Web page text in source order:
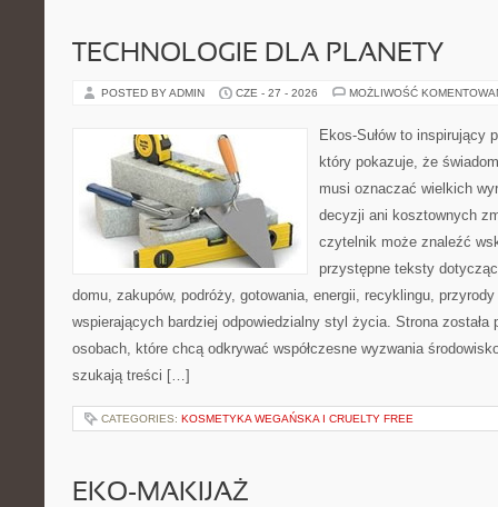
TECHNOLOGIE DLA PLANETY
POSTED BY ADMIN CZE - 27 - 2026 MOŻLIWOŚĆ
Ekos-Sułów to inspirujący
który pokazuje, że
musi oznaczać wielkich
decyzji ani kosztownych
czytelnik może znaleźć
przystępne teksty
domu, zakupów, podróży, gotowania, energii, recyklingu,
wspierających bardziej odpowiedzialny styl życia. Strona została
osobach, które chcą odkrywać współczesne wyzwania
szukają treści […]
CATEGORIES: KOSMETYKA WEGAŃSKA I CRUELTY FREE
EKO-MAKIJAŻ